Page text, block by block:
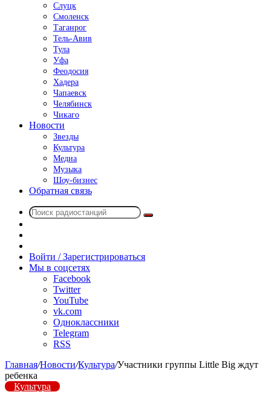
Слуцк
Смоленск
Таганрог
Тель-Авив
Тула
Уфа
Феодосия
Хадера
Чапаевск
Челябинск
Чикаго
Новости
Звезды
Культура
Медиа
Музыка
Шоу-бизнес
Обратная связь
Поиск
радио
Войти / Зарегистрироваться
Мы в соцсетях
Facebook
Twitter
YouTube
vk.com
Одноклассники
Telegram
RSS
Главная/Новости/Культура/Участники группы Little Big ждут
ребенка
Культура